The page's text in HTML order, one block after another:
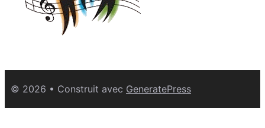
© 2026 • Construit avec GeneratePress